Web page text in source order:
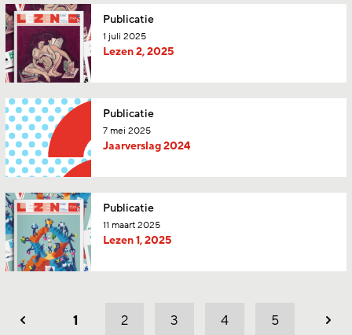
Publicatie
1 juli 2025
Lezen 2, 2025
Publicatie
7 mei 2025
Jaarverslag 2024
Publicatie
11 maart 2025
Lezen 1, 2025
Vorig 1 2 3 4 5